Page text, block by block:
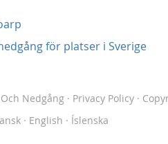
för platser i Sverige
Nedgång · Privacy Policy ·
· English · Íslenska